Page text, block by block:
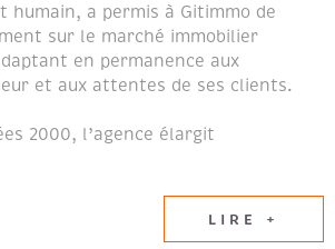
humain, a permis à Gitimmo de
sur le marché immobilier
en permanence aux
et aux attentes de ses clients.
2000, l’agence élargit
LIRE +